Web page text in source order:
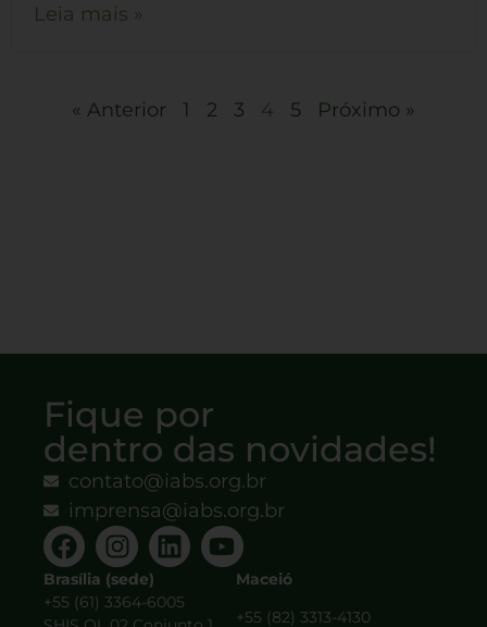
Leia mais »
« Anterior 1 2 3 4 5 Próximo »
Fique por
dentro das novidades!
contato@iabs.org.br
imprensa@iabs.org.br
Brasília (sede)
+55 (61) 3364-6005
Maceió
+55 (82) 3313-4130